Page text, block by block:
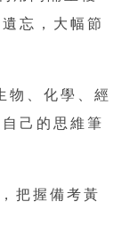
忘，大幅節
物、化學、經
己的思維筆
把握備考黃